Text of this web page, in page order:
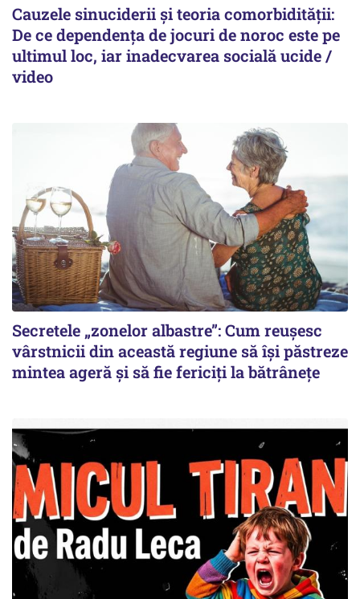
Cauzele sinuciderii și teoria comorbidității:
De ce dependența de jocuri de noroc este pe
ultimul loc, iar inadecvarea socială ucide /
video
Secretele „zonelor albastre”: Cum reușesc
vârstnicii din această regiune să își păstreze
mintea ageră și să fie fericiți la bătrânețe